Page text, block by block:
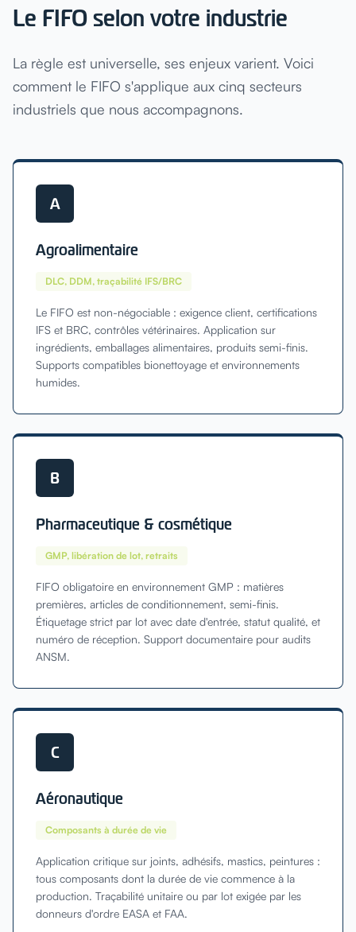
Le FIFO selon votre industrie
La règle est universelle, ses enjeux varient. Voici
comment le FIFO s'applique aux cinq secteurs
industriels que nous accompagnons.
A
Agroalimentaire
DLC, DDM, traçabilité IFS/BRC
Le FIFO est non-négociable : exigence client, certifications
IFS et BRC, contrôles vétérinaires. Application sur
ingrédients, emballages alimentaires, produits semi-finis.
Supports compatibles bionettoyage et environnements
humides.
B
Pharmaceutique & cosmétique
GMP, libération de lot, retraits
FIFO obligatoire en environnement GMP : matières
premières, articles de conditionnement, semi-finis.
Étiquetage strict par lot avec date d'entrée, statut qualité, et
numéro de réception. Support documentaire pour audits
ANSM.
C
Aéronautique
Composants à durée de vie
Application critique sur joints, adhésifs, mastics, peintures :
tous composants dont la durée de vie commence à la
production. Traçabilité unitaire ou par lot exigée par les
donneurs d'ordre EASA et FAA.